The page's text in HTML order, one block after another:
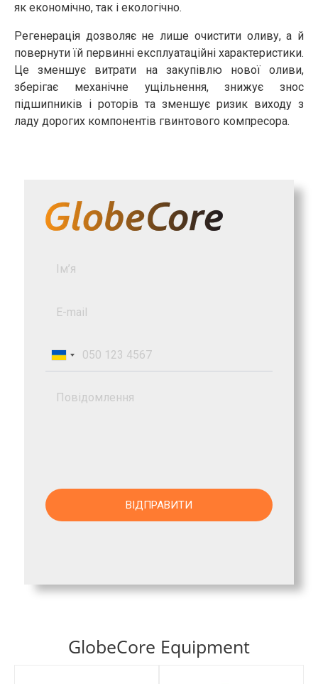
як економічно, так і екологічно.
Регенерація дозволяє не лише очистити оливу, а й
повернути їй первинні експлуатаційні характеристики.
Це зменшує витрати на закупівлю нової оливи,
зберігає механічне ущільнення, знижує знос
підшипників і роторів та зменшує ризик виходу з
ладу дорогих компонентів гвинтового компресора.
GlobeCore Equipment